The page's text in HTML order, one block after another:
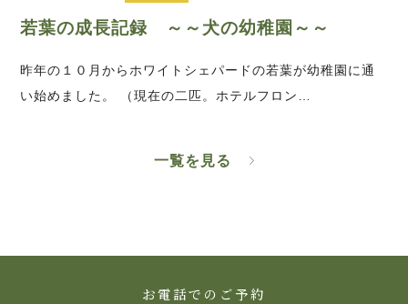
若葉の成長記録 ～～犬の幼稚園～～
昨年の１０月からホワイトシェパードの若葉が幼稚園に通
い始めました。 （現在の二匹。ホテルフロン…
一覧を見る
お電話でのご予約